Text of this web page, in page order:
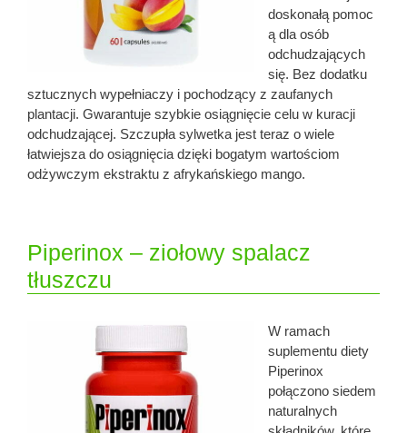
doskonałą pomoc
ą dla osób
odchudzających
się. Bez dodatku
sztucznych wypełniaczy i pochodzący z zaufanych
plantacji. Gwarantuje szybkie osiągnięcie celu w kuracji
odchudzającej. Szczupła sylwetka jest teraz o wiele
łatwiejsza do osiągnięcia dzięki bogatym wartościom
odżywczym ekstraktu z afrykańskiego mango.
Piperinox – ziołowy spalacz
tłuszczu
W ramach
suplementu diety
Piperinox
połączono siedem
naturalnych